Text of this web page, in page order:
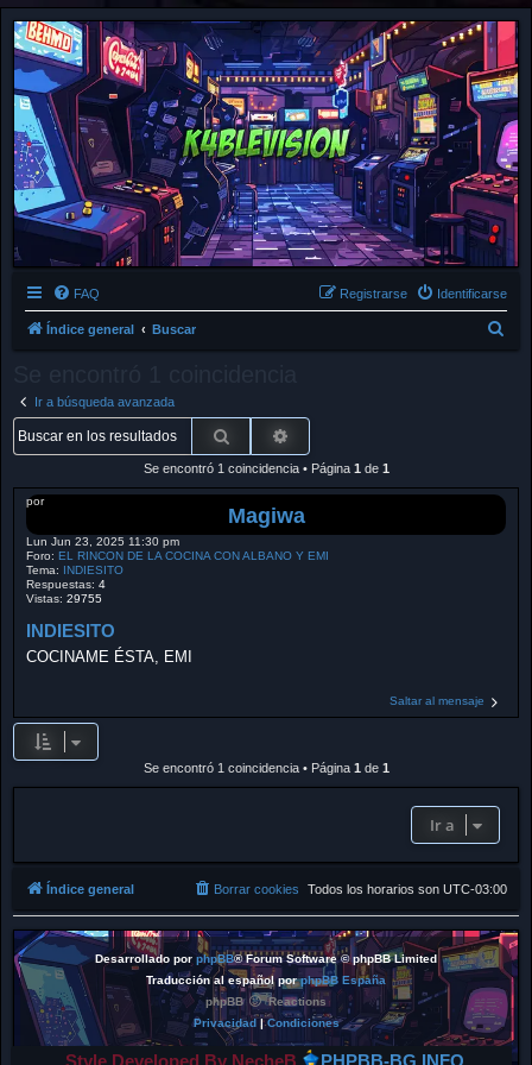
FAQ Identificarse
Registrarse
Índice general Buscar
Ir a búsqueda avanzada
Buscar
Se encontró 1 coincidencia • Página 1 de 1
por
Magiwa
Lun Jun 23, 2025 11:30 pm
Foro: EL RINCON DE LA COCINA CON ALBANO Y EMI
Tema: INDIESITO
Respuestas: 4
Vistas: 29755
INDIESITO
COCINAME ÉSTA, EMI
Saltar al mensaje
Se encontró 1 coincidencia • Página 1 de 1
Ir a
Índice general Todos los horarios son UTC-03:00
Borrar cookies
Desarrollado porphpBB® Forum Software © phpBB Limited
Traducción al español porphpBB España
phpBB
Reactions
Privacidad|Condiciones